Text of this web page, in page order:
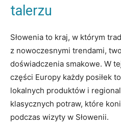
talerzu
Słowenia to kraj, w którym
z nowoczesnymi trendami,
doświadczenia smakowe. W
części Europy każdy posiłek
lokalnych produktów i
klasycznych potraw, które
podczas wizyty w Słowenii.